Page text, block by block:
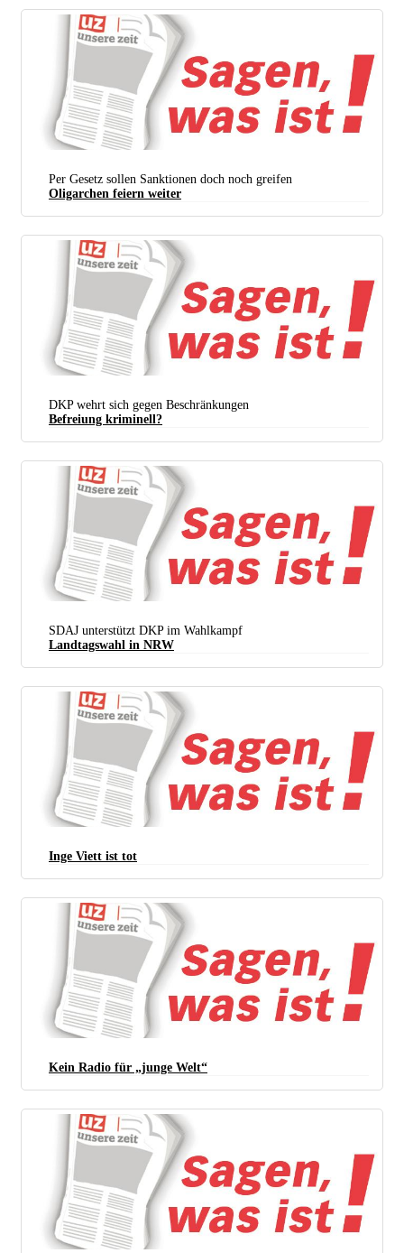
Per Gesetz sollen Sanktionen doch noch greifen
Oligarchen feiern weiter
DKP wehrt sich gegen Beschränkungen
Befreiung kriminell?
SDAJ unterstützt DKP im Wahlkampf
Landtagswahl in NRW
Inge Viett ist tot
Kein Radio für „junge Welt“